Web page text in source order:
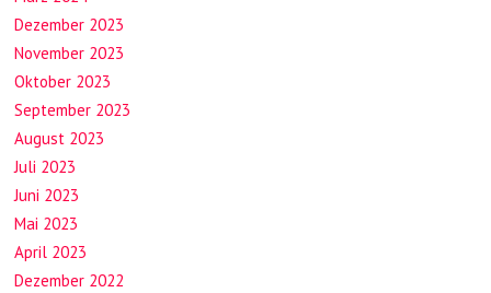
Dezember 2023
November 2023
Oktober 2023
September 2023
August 2023
Juli 2023
Juni 2023
Mai 2023
April 2023
Dezember 2022